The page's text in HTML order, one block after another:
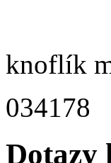
knoflík
034178
Dotazy